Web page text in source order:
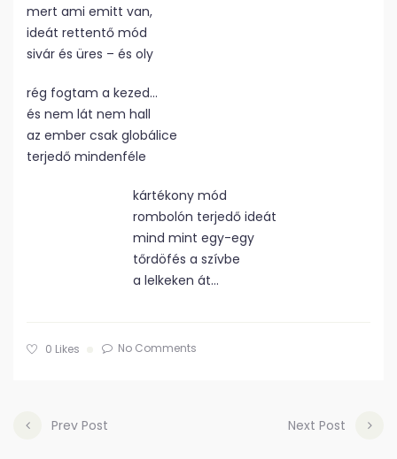
mert ami emitt van,
ideát rettentő mód
sivár és üres – és oly
rég fogtam a kezed…
és nem lát nem hall
az ember csak globálice
terjedő mindenféle
kártékony mód
rombolón terjedő ideát
mind mint egy-egy
tőrdöfés a szívbe
a lelkeken át…
0 Likes No Comments
Prev Post Next Post